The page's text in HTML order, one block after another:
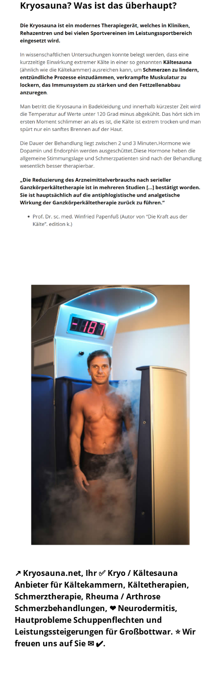
↗️ Kryosauna.net, Ihr ✅ Kryo / Kältesauna
Anbieter für Kältekammern, Kältetherapien,
Schmerztherapie, Rheuma / Arthrose
Schmerzbehandlungen, ❤ Neurodermitis,
Hautprobleme Schuppenflechten und
Leistungssteigerungen für Großbottwar. ⭐ Wir
freuen uns auf Sie ✉ ✔️.